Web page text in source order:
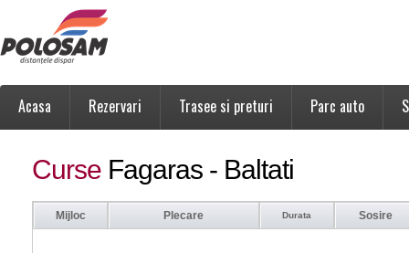
Acasa Rezervari Trasee si preturi Parc auto
Curse Fagaras - Baltati
Mijloc Plecare Durata Sosire